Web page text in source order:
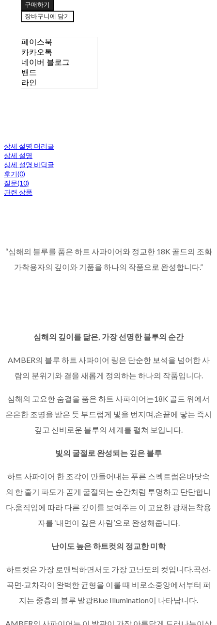
구매하기
장바구니에 담기
페이스북
카카오톡
네이버 블로그
밴드
라인
상세 설명 머리글
상세 설명
상세 설명 바닥글
후기(0)
질문(10)
관련 상품
“심해의 블루를 품은 하트 사파이어와 정교한 18K 골드의 조화
가착용자의 깊이와 기품을 하나의 작품으로 완성합니다.”
심해의 깊이를 닮은, 가장 선명한 블루의 순간
AMBER의 블루 하트 사파이어 링은 단순한 보석을 넘어한 사
람의 분위기와 결을 새롭게 정의하는 하나의 작품입니다.
심해의 고요한 숨결을 품은 하트 사파이어는18K 골드 위에서
은은한 조명을 받은 듯 부드럽게 빛을 번지며,손끝에 닿는 즉시
깊고 신비로운 블루의 세계를 펼쳐 보입니다.
빛의 굴절로 완성되는 깊은 블루
하트 사파이어 한 조각이 만들어내는 푸른 스펙트럼은바닷속
의 한 줄기 파도가 곧게 굴절되는 순간처럼 투명하고 단단합니
다.움직임에 따라 다른 깊이를 보여주는 이 고요한 광채는착용
자를 ‘내면이 깊은 사람’으로 완성해줍니다.
난이도 높은 하트컷의 정교한 미학
하트컷은 가장 로맨틱하면서도 가장 고난도의 컷입니다.곡선·
곡면·교차각이 완벽한 균형을 이룰 때 비로소중앙에서부터 퍼
지는 중층의 블루 발광Blue Illumination이 나타납니다.